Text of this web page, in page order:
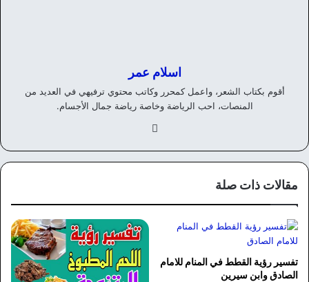
اسلام عمر
أقوم بكتاب الشعر، واعمل كمحرر وكاتب محتوي ترفيهي في العديد من
المنصات، احب الرياضة وخاصة رياضة جمال الأجسام.
وك
مقالات ذات صلة
تفسير رؤية القطط في المنام للامام
الصادق وابن سيرين